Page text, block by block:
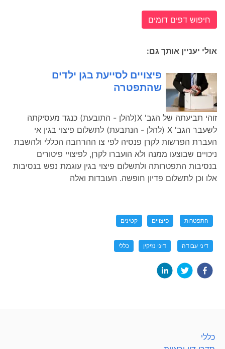
חיפוש דפים דומים
אולי יעניין אותך גם:
פיצויים לסייעת בגן ילדים
שהתפטרה
זוהי תביעתה של הגב' X(להלן - התובעת) כנגד מעסיקתה
לשעבר הגב' X (להלן - הנתבעת) לתשלום פיצוי בגין אי
העברת הפרשות לקרן פנסיה לפי צו ההרחבה הכללי ולהשבת
ניכויים שבוצעו ממנה ולא הועברו לקרן, לפיצויי פיטורים
בנסיבות התפטרותה ולתשלום פיצוי בגין עוגמת נפש בנסיבות
אלו וכן לתשלום פדיון חופשה. העובדות ואלה
התפטרות פיצויים קטינים
דיני עבודה דיני נזיקין כללי
כללי